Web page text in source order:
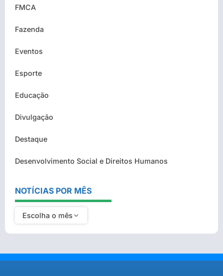
FMCA
Fazenda
Eventos
Esporte
Educação
Divulgação
Destaque
Desenvolvimento Social e Direitos Humanos
NOTÍCIAS POR MÊS
Escolha o mês